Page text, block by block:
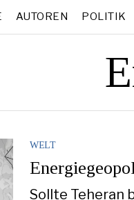
AUTOREN POLITIK
WELT
Sollte Teheran